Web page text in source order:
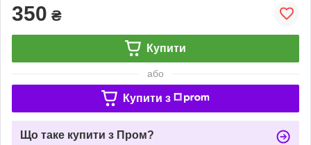
350 ₴
Купити
або
Купити з
Що таке купити з Пром?